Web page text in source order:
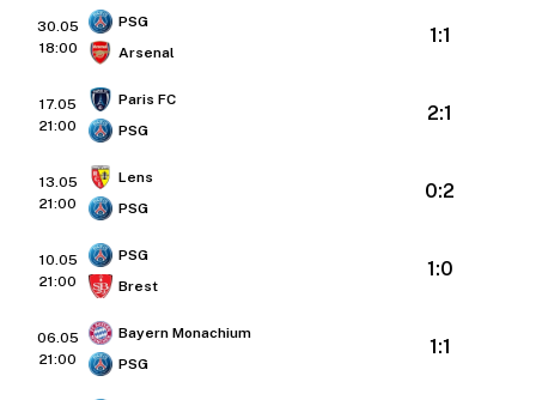
30.05
18:00
PSG
Arsenal
1:1
17.05
21:00
Paris FC
PSG
2:1
13.05
21:00
Lens
PSG
0:2
10.05
21:00
PSG
Brest
1:0
06.05
21:00
Bayern Monachium
PSG
1:1